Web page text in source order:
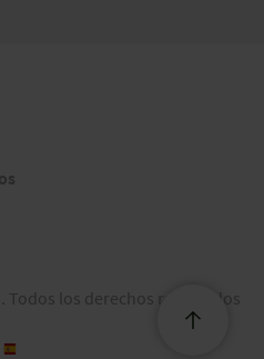
Todos los derechos reservados